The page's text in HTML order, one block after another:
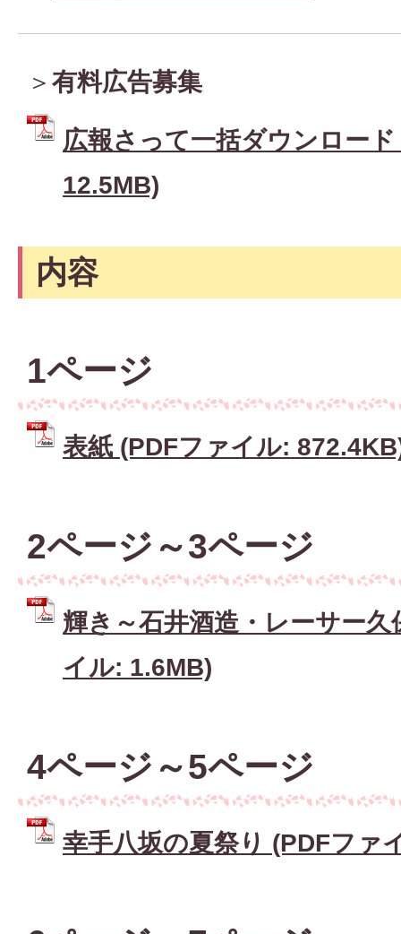
＞ 有料広告募集
広報さって一括ダウンロー
12.5MB)
内容
1ページ
表紙 (PDFファイル:
2ページ～3ページ
輝き～石井酒造・レーサー
イル: 1.6MB)
4ページ～5ページ
幸手八坂の夏祭り (PDFファ